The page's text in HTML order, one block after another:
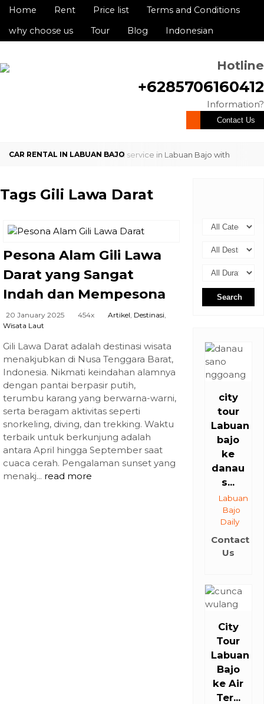
Home Rent Price list
Terms and Conditions
why choose us
Tour Blog Indonesian
Hotline
+6285706160412
Information?
Contact Us
Looking for a reliable car rental service in Labuan Bajo with
provide comfortable and dependable ...
Tags Gili Lawa Darat
Pesona Alam Gili Lawa
Darat yang Sangat
Indah dan Mempesona
20 January 2025 454x Artikel, Destinasi,
Wisata Laut
Gili Lawa Darat adalah destinasi wisata
menakjubkan di Nusa Tenggara Barat,
Indonesia. Nikmati keindahan alamnya
dengan pantai berpasir putih,
terumbu karang yang berwarna-warni,
serta beragam aktivitas seperti
snorkeling, diving, dan trekking. Waktu
terbaik untuk berkunjung adalah
antara April hingga September saat
cuaca cerah. Pengalaman sunset yang
menakj... read more
Search
city
tour
Labuan
bajo
ke
danau
s...
Labuan
Bajo
Daily
Contact
Us
City
Tour
Labuan
Bajo
ke Air
Ter...